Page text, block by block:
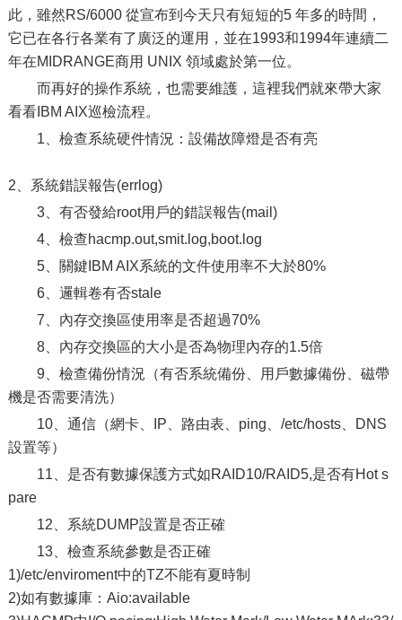
此，雖然RS/6000 從宣布到今天只有短短的5 年多的時間，
它已在各行各業有了廣泛的運用，並在1993和1994年連續二
年在MIDRANGE商用 UNIX 領域處於第一位。
而再好的操作系統，也需要維護，這裡我們就來帶大家
看看IBM AIX巡檢流程。
1、檢查系統硬件情況：設備故障燈是否有亮
2、系統錯誤報告(errlog)
3、有否發給root用戶的錯誤報告(mail)
4、檢查hacmp.out,smit.log,boot.log
5、關鍵IBM AIX系統的文件使用率不大於80%
6、邏輯卷有否stale
7、內存交換區使用率是否超過70%
8、內存交換區的大小是否為物理內存的1.5倍
9、檢查備份情況（有否系統備份、用戶數據備份、磁帶
機是否需要清洗）
10、通信（網卡、IP、路由表、ping、/etc/hosts、DNS
設置等）
11、是否有數據保護方式如RAID10/RAID5,是否有Hot s
pare
12、系統DUMP設置是否正確
13、檢查系統參數是否正確
1)/etc/enviroment中的TZ不能有夏時制
2)如有數據庫：Aio:available